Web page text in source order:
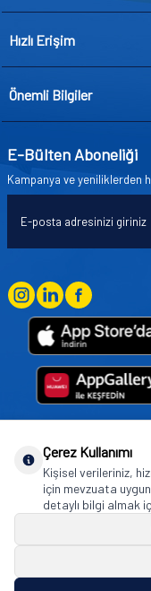
Hızlı Erişim
Önemli Bilgiler
E-Bülten Aboneliği
Kampanya ve yeniliklerden
Goodyear (and Winged Foot
Tire & Rubber
Istanbul/Türkiye. ©
Çerez Kullanımı
Kişisel verileriniz,
için mevzuata
detaylı bilgi almak